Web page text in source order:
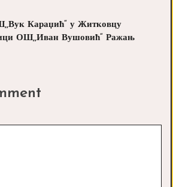
Караџић“ у Житковцу
ОШ,,Иван Вушовић“ Ражањ